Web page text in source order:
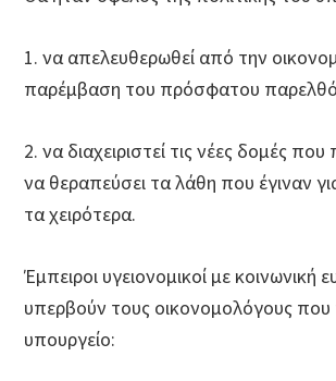
1. να απελευθερωθεί από την
παρέμβαση του πρόσφατου
2. να διαχειριστεί τις νέες δομές
να θεραπεύσει τα λάθη που έγιναν
τα χειρότερα.
Έμπειροι υγειονομικοί με κοινωνική
υπερβούν τους οικονομολόγους που
υπουργείο: